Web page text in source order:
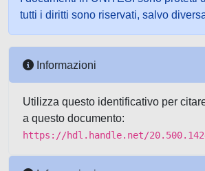
tutti i diritti sono riservati, salvo
Informazioni
Utilizza questo identificativo per
a questo documento:
https://hdl.handle.net/